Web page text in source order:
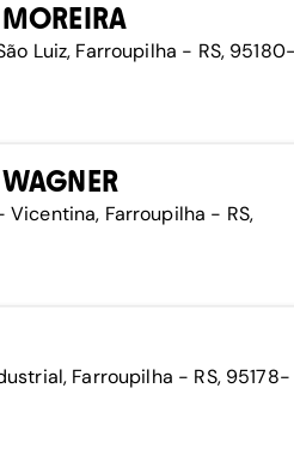
Luiz, Farroupilha - RS, 95180-
Vicentina, Farroupilha - RS,
Farroupilha - RS, 95178-